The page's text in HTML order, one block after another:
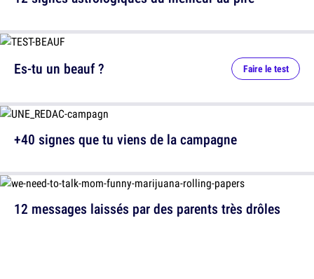
12 messages laissés par des parents très drôles
Es-tu un beauf ? Faire le test
+40 signes que tu viens de la campagne